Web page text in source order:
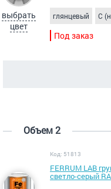
выбрать
цвет
глянцевый C
Под заказ
Объем 2
Код: 51813
FERRUM LAB
светло-серый